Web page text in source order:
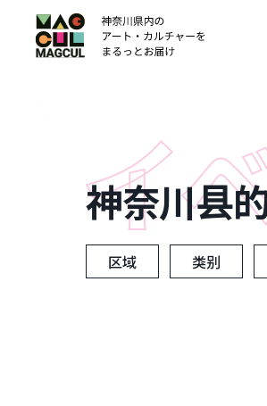
ン
テ
ン
神奈川县
区域 类别